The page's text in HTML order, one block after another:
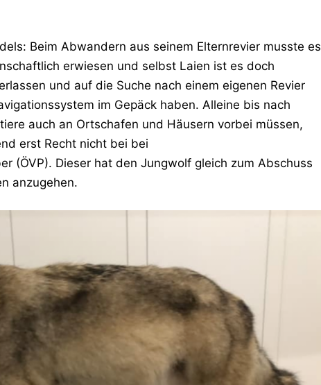
Beim Abwandern aus seinem Elternrevier musste es
erwiesen und selbst Laien ist es doch
und auf die Suche nach einem eigenen Revier
im Gepäck haben. Alleine bis nach
auch an Ortschafen und Häusern vorbei müssen,
erst Recht nicht bei bei
(ÖVP). Dieser hat den Jungwolf gleich zum Abschuss
anzugehen.